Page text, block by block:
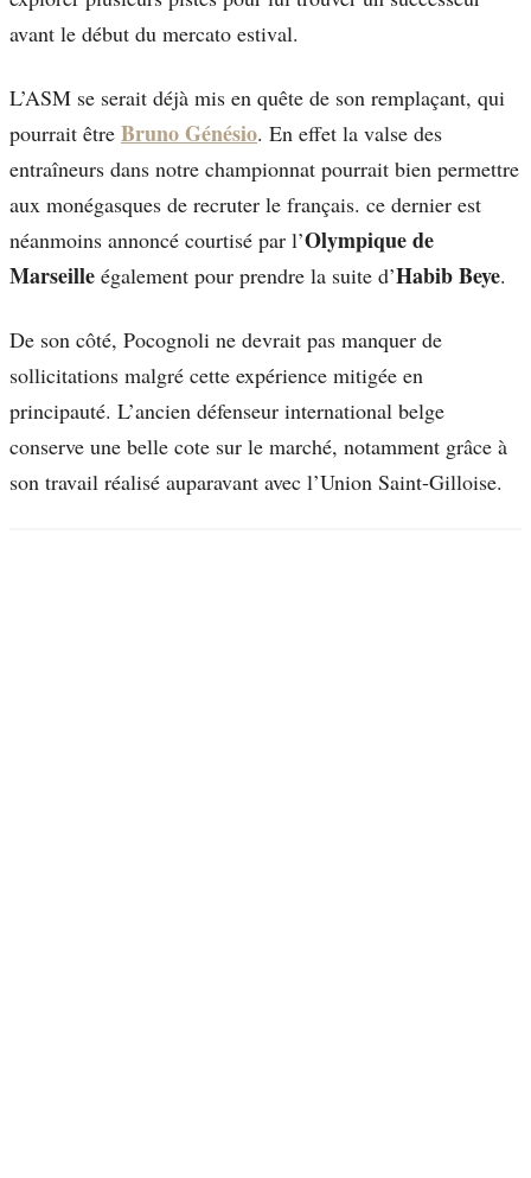
avant le début du mercato estival.
L’ASM se serait déjà mis en quête de son remplaçant, qui
pourrait être Bruno Génésio. En effet la valse des
entraîneurs dans notre championnat pourrait bien permettre
aux monégasques de recruter le français. ce dernier est
néanmoins annoncé courtisé par l’Olympique de
Marseille également pour prendre la suite d’Habib Beye.
De son côté, Pocognoli ne devrait pas manquer de
sollicitations malgré cette expérience mitigée en
principauté. L’ancien défenseur international belge
conserve une belle cote sur le marché, notamment grâce à
son travail réalisé auparavant avec l’Union Saint-Gilloise.